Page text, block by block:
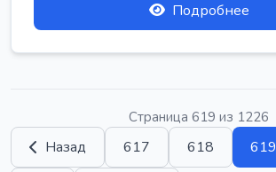
Подробнее
Страница 619 из 1226
Назад 617 618 619